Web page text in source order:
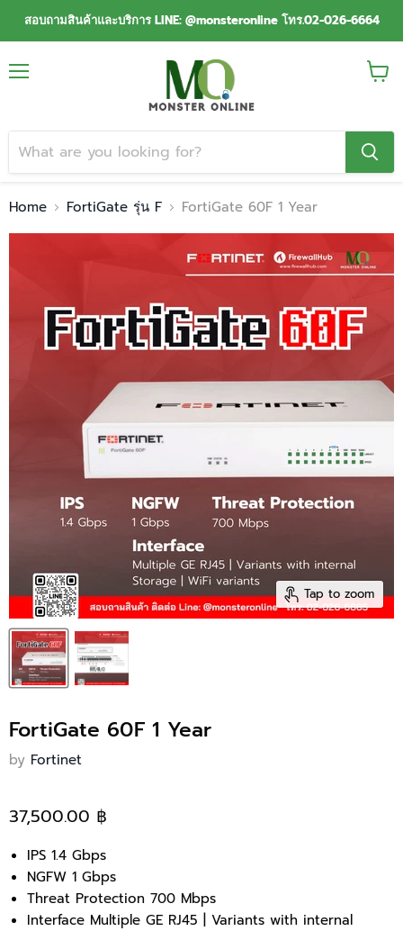
สอบถามสินค้าและบริการ LINE: @monsteronline โทร.02-026-6664
View
Home FortiGate รุ่น F FortiGate 60F 1 Year
Tap to zoom
FortiGate 60F 1 Year
by Fortinet
37,500.00 ฿
IPS 1.4 Gbps
NGFW 1 Gbps
Threat Protection 700 Mbps
Interface Multiple GE RJ45 | Variants with internal